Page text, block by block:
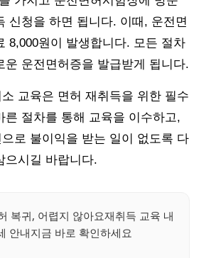
신청을 하면 됩니다. 이때, 운전면
8,000원이 발생합니다. 모든 절차
운 운전면허증을 발급받게 됩니다.
교육은 면허 재취득을 위한 필수
른 절차를 통해 교육을 이수하고,
로 불이익을 받는 일이 없도록 다
으시길 바랍니다.
복귀, 어렵지 않아요재취득 교육 내
안내지금 바로 확인하세요